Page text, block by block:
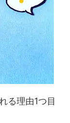
る理由1つ目